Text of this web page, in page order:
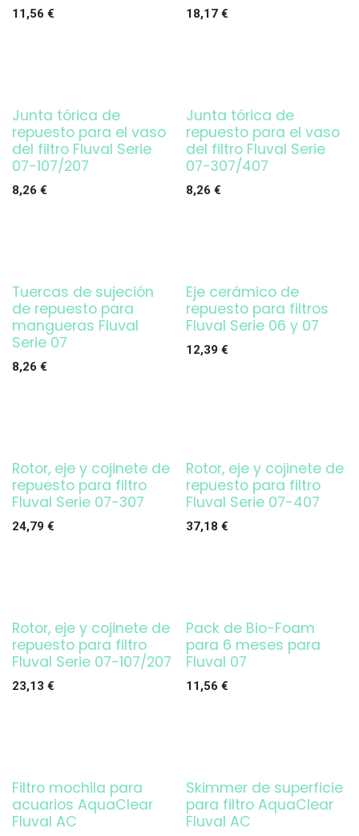
11,56 € 18,17€
Junta tórica de
repuesto para el vaso
del filtro Fluval Serie
07-107/207
8,26 €
Junta tórica de
repuesto para el vaso
del filtro Fluval Serie
07-307/407
8,26 €
Tuercas de sujeción
de repuesto para
mangueras Fluval
Serie 07
8,26 €
Eje cerámico de
repuesto para filtros
Fluval Serie 06 y 07
12,39 €
Rotor, eje y cojinete de
repuesto para filtro
Fluval Serie 07-307
24,79 €
Rotor, eje y cojinete de
repuesto para filtro
Fluval Serie 07-407
37,18 €
Rotor, eje y cojinete de
repuesto para filtro
Fluval Serie 07-107/207
23,13 €
Pack de Bio-Foam
para 6 meses para
Fluval 07
11,56 €
¡OFERTA!
Filtro mochila para
acuarios AquaClear
Fluval AC
Skimmer de superficie
para filtro AquaClear
Fluval AC